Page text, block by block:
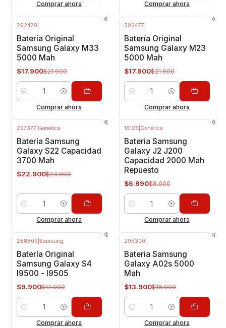
Comprar ahora
Comprar ahora
292478
Batería Original
Samsung Galaxy M33
5000 Mah
$17.900$21.900
Cantidad
Comprar ahora
292477
Batería Original
Samsung Galaxy M23
5000 Mah
$17.900$21.900
Cantidad
Comprar ahora
297377 Genérica
Batería Samsung
Galaxy S22 Capacidad
3700 Mah
$22.900$24.900
Cantidad
Comprar ahora
16125 Genérica
Bateria Samsung
Galaxy J2 J200
Capacidad 2000 Mah
Repuesto
$6.990$8.900
Cantidad
Comprar ahora
288809 Samsung
Batería Original
Samsung Galaxy S4
I9500 - I9505
$9.900$12.900
Cantidad
Comprar ahora
295300
Bateria Samsung
Galaxy A02s 5000
Mah
$13.900$16.900
Cantidad
Comprar ahora